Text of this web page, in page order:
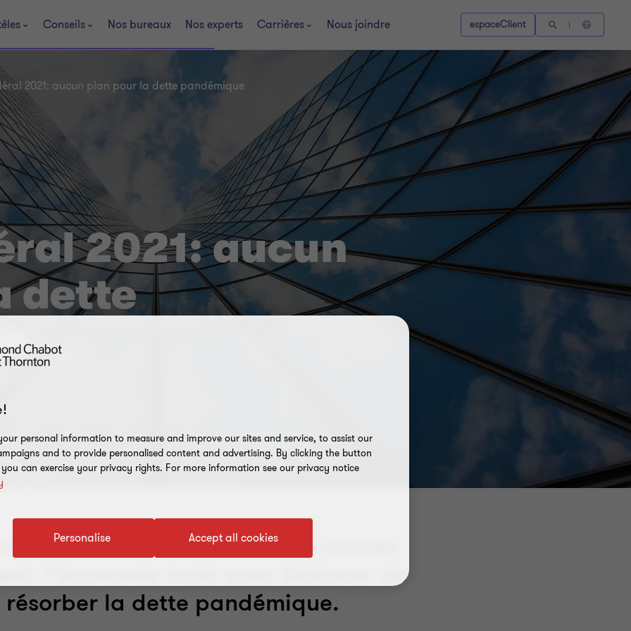
Conseils Nos bureaux Nos experts Carrières Nous joindre espaceClient
2021: aucun plan pour la dette pandémique
2021: aucun
dette
2021 : Ottawa ouvre les vannes
l'économie mais sans élaborer de
la dette pandémique.
personal information to measure and improve our sites and service, to assist our
and to provide personalised content and advertising. By clicking the button
can exercise your privacy rights. For more information see our privacy notice
Accept all cookies
Personalise